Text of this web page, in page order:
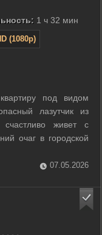
1 ч 32 мин
(1080p)
под видом
лазутчик из
счастливо живет с
очаг в городской
и лакомится
квартире пытается
07.05.2026